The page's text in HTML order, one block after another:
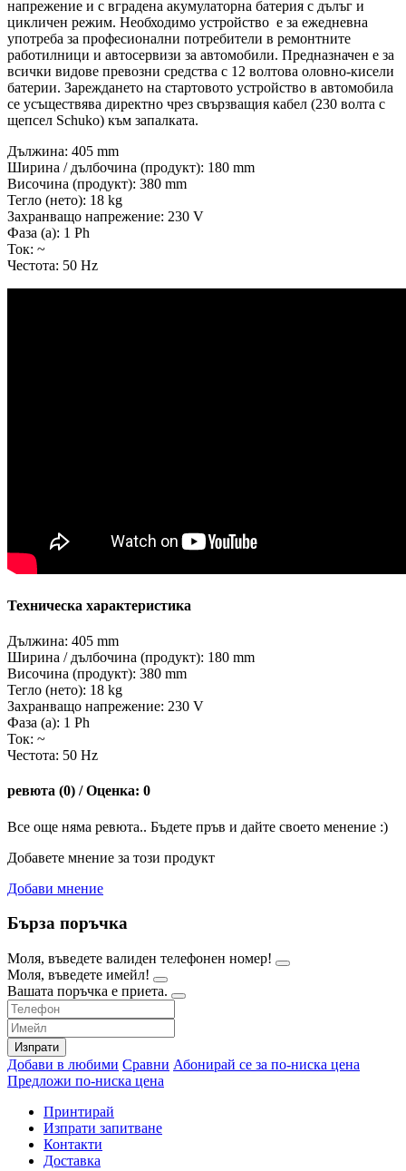
напрежение и с вградена акумулаторна батерия с дълъг и
цикличен режим. Необходимо устройство е за ежедневна
употреба за професионални потребители в ремонтните
работилници и автосервизи за автомобили. Предназначен е за
всички видове превозни средства с 12 волтова оловно-кисели
батерии. Зареждането на стартовото устройство в автомобила
се усъществява директно чрез свързващия кабел (230 волта с
щепсел Schuko) към запалката.
Дължина: 405 mm
Ширина / дълбочина (продукт): 180 mm
Височина (продукт): 380 mm
Тегло (нето): 18 kg
Захранващо напрежение: 230 V
Фаза (а): 1 Ph
Ток: ~
Честота: 50 Hz
Техническа характеристика
Дължина: 405 mm
Ширина / дълбочина (продукт): 180 mm
Височина (продукт): 380 mm
Тегло (нето): 18 kg
Захранващо напрежение: 230 V
Фаза (а): 1 Ph
Ток: ~
Честота: 50 Hz
ревюта (0) / Оценка: 0
Все още няма ревюта.. Бъдете пръв и дайте своето менение :)
Добавете мнение за този продукт
Добави мнение
Бърза поръчка
Моля, въведете валиден телефонен номер!
Моля, въведете имейл!
Вашата поръчка е приета.
Изпрати
Добави в любими Сравни Абонирай се за по-ниска цена
Предложи по-ниска цена
Принтирай
Изпрати запитване
Контакти
Доставка